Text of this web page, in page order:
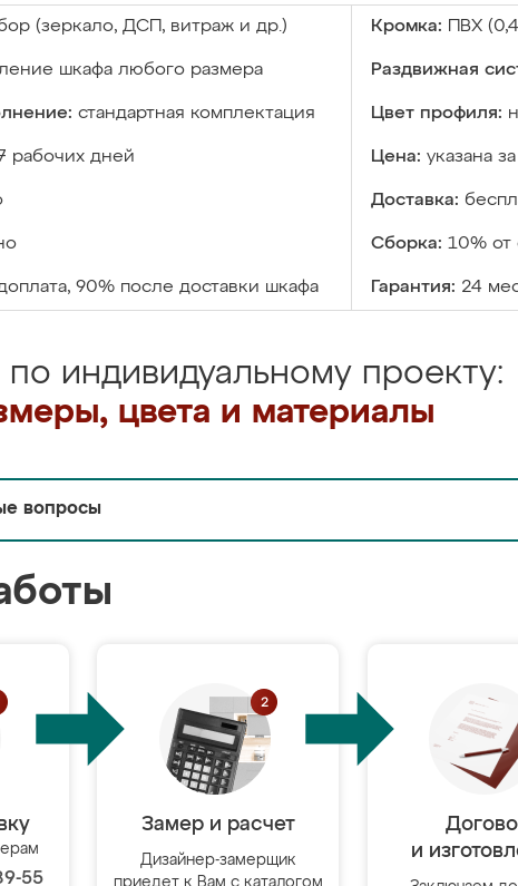
(зеркало, ДСП, витраж и др.) Кромка: ПВХ
шкафа любого размера Раздвижная
стандартная комплектация Цвет профиля:
рабочих дней Цена: указана
Доставка:
Сборка: 10% от
90% после доставки шкафа Гарантия: 24
по индивидуальному проекту:
цвета и материалы
вопросы
55
Замер и расчет
Дизайнер-замерщик
приедет к Вам с каталогом
и